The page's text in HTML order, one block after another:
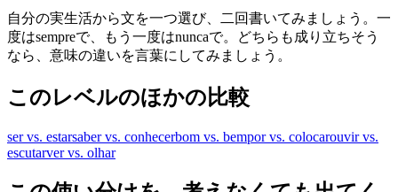
自分の実生活から文を一つ選び、二回書いてみましょう。一
度はsempreで、もう一度はnuncaで。どちらも成り立ちそう
なら、意味の違いを言葉にしてみましょう。
このレベルのほかの比較
ser vs. estarsaber vs. conhecerbom vs. bempor vs. colocarouvir vs.
escutarver vs. olhar